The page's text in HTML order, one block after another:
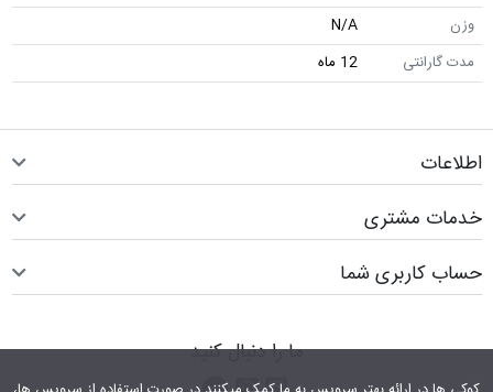
وزن
N/A
مدت گارانتی
12 ماه
اطلاعات
خدمات مشتری
حساب کاربری شما
ما را دنبال کنید